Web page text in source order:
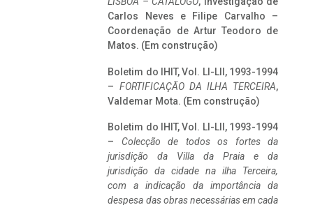
Carlos Neves e Filipe Carvalho –
Coordenação de Artur Teodoro de
Matos. (Em construção)
Boletim do IHIT, Vol. LI-LII, 1993-1994
– FORTIFICAÇÃO DA ILHA TERCEIRA,
Valdemar Mota. (Em construção)
Boletim do IHIT, Vol. LI-LII, 1993-1994
– Colecção de todos os fortes da
jurisdição da Villa da Praia e da
jurisdição da cidade na ilha Terceira,
com a indicação da importância da
despesa das obras necessárias em cada